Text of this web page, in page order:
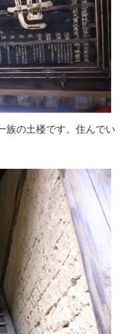
族の土楼です。住んでい